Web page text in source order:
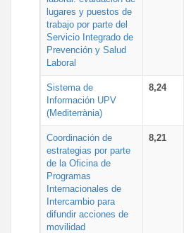
lugares y puestos de
trabajo por parte del
Servicio Integrado de
Prevención y Salud
Laboral
Sistema de
Información UPV
(Mediterrània)
8,24
Coordinación de
estrategias por parte
de la Oficina de
Programas
Internacionales de
Intercambio para
difundir acciones de
movilidad
8,21